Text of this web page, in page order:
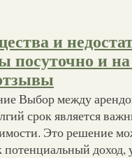
и
посуточно и
Выбор между
срок является
Это решение
доход,